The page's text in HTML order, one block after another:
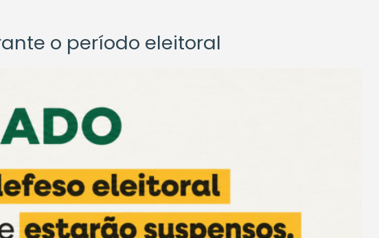
o período eleitoral